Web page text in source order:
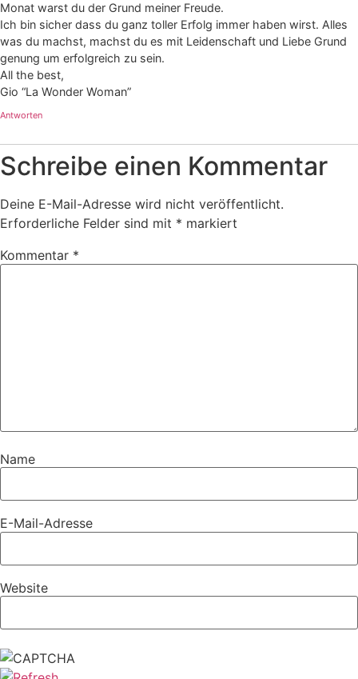
Monat warst du der Grund meiner Freude.
Ich bin sicher dass du ganz toller Erfolg immer haben wirst. Alles
was du machst, machst du es mit Leidenschaft und Liebe Grund
genung um erfolgreich zu sein.
All the best,
Gio “La Wonder Woman”
Antworten
Schreibe einen Kommentar
Deine E-Mail-Adresse wird nicht veröffentlicht.
Erforderliche Felder sind mit * markiert
Kommentar *
Name
E-Mail-Adresse
Website